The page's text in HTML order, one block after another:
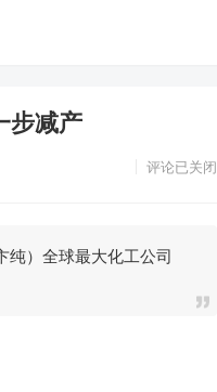
步减产
评论已关闭
）全球最大化工公司